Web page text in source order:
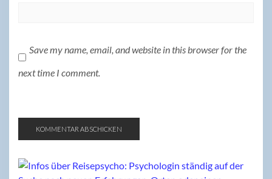
Save my name, email, and website in this browser for the
next time I comment.